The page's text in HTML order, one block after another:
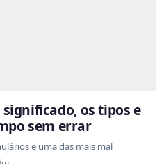
os tipos e
sem errar
e uma das mais mal